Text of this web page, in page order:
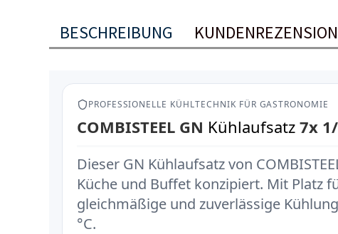
BESCHREIBUNG
PROFESSIONELLE KÜHLTECHNIK FÜR GASTRONOMIE
COMBISTEEL GN Kühlaufsatz 7x
Dieser GN Kühlaufsatz von
Küche und Buffet konzipiert. Mit Platz
gleichmäßige und zuverlässige
°C.